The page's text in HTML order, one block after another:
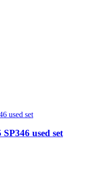
used set